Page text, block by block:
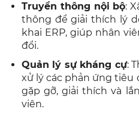
Truyền thông nội bộ:
thông để giải thích lý
khai ERP, giúp nhân
đổi.
Quản lý sự kháng cự:
xử lý các phản ứng tiêu
gặp gỡ, giải thích và
viên.